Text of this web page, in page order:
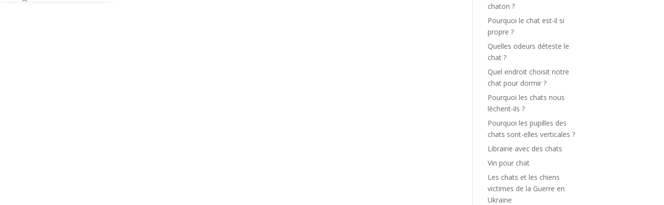
chaton ?
Pourquoi le chat est-il si
propre ?
Quelles odeurs déteste le
chat ?
Quel endroit choisit notre
chat pour dormir ?
Pourquoi les chats nous
lèchent-ils ?
Pourquoi les pupilles des
chats sont-elles verticales ?
Librairie avec des chats
Vin pour chat
Les chats et les chiens
victimes de la Guerre en
Ukraine